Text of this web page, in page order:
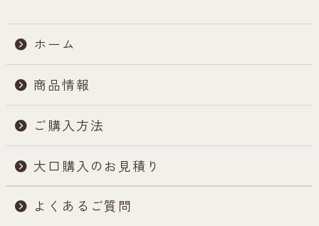
ホーム
商品情報
ご購入方法
大口購入のお見積り
よくあるご質問